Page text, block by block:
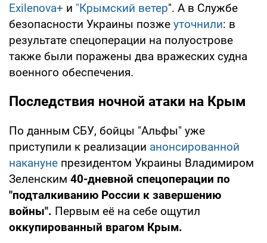
Exilenova+ и "Крымский ветер". А в Службе
безопасности Украины позже уточнили: в
результате спецоперации на полуострове
также были поражены два вражеских судна
военного обеспечения.
Последствия ночной атаки на Крым
По данным СБУ, бойцы "Альфы" уже
приступили к реализации анонсированной
накануне президентом Украины Владимиром
Зеленским 40-дневной спецоперации по
"подталкиванию России к завершению
войны". Первым её на себе ощутил
оккупированный врагом Крым.